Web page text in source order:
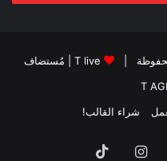
T live | مُستضاف
T
شراء القالب!
انستقرام